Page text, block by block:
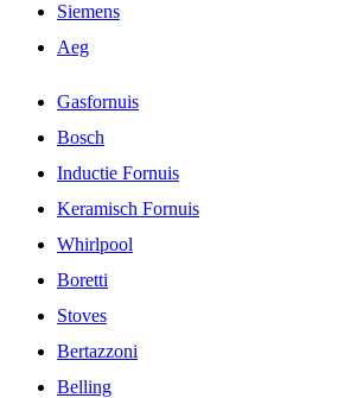
Siemens
Aeg
Gasfornuis
Bosch
Inductie Fornuis
Keramisch Fornuis
Whirlpool
Boretti
Stoves
Bertazzoni
Belling